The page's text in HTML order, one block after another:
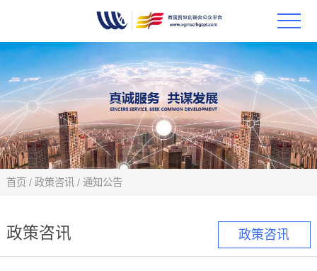
首页
政策
科技
合作
政策咨讯
首页 / 政策咨讯 / 通知公告
政策咨讯